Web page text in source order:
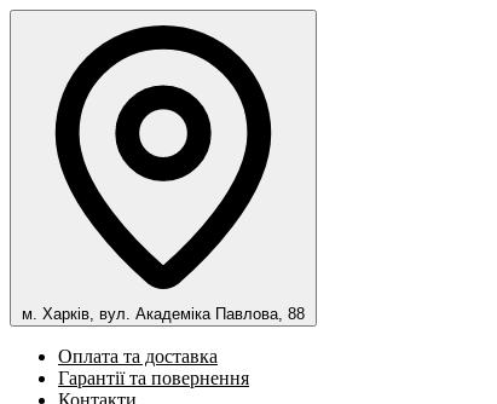
м. Харків, вул. Академіка Павлова, 88
Оплата та доставка
Гарантії та повернення
Контакти